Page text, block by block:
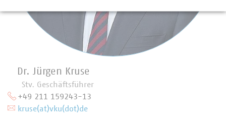
Dr. Jürgen Kruse
Stv. Geschäftsführer
+49 211 159243-13
kruse(at)vku(dot)de